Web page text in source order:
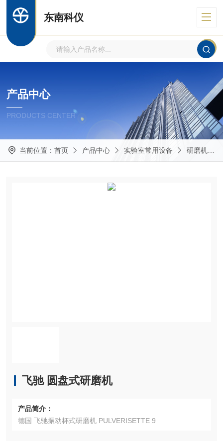
东南科仪
产品中心
PRODUCTS CENTER
当前位置： 首页 产品中心 实验室常用设备 研磨机
飞驰 圆盘式研磨机
产品简介：
德国 飞驰振动杯式研磨机 PULVERISETTE 9